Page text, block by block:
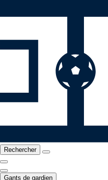
Rechercher
Gants de gardien